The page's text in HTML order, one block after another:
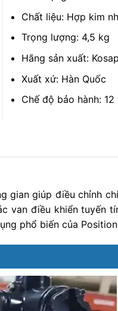
Chất liệu: Hợp kim
Trọng lượng: 4,5 kg
Hãng sản xuất:
Xuất xứ: Hàn Quốc
Chế độ bảo hành: 12
gian giúp điều chỉnh
van điều khiển tuyến
phổ biến của